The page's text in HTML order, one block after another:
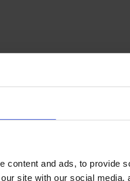
content and ads, to provide
site with our social